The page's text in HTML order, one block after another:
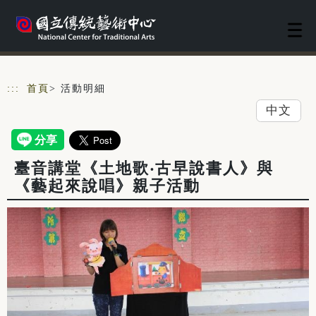
::: 首頁 > 活動明細
中文
臺音講堂《土地歌‧古早說書人》與
《藝起來說唱》親子活動